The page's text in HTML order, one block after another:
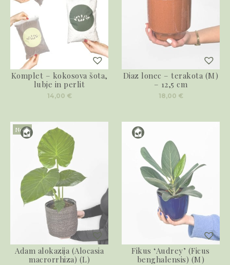
Komplet – kokosova šota,
lubje in perlit
14,00 €
Diaz lonec – terakota (M)
– 12,5 cm
18,00 €
Novo
Adam alokazija (Alocasia
macrorrhiza) (L)
Fikus ‘Audrey’ (Ficus
benghalensis) (M)